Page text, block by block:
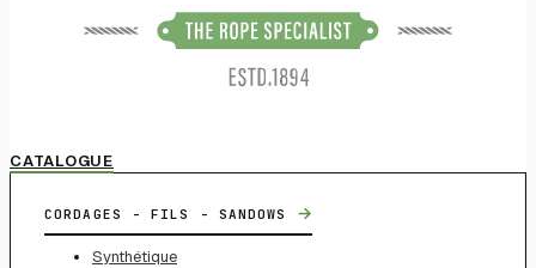
CATALOGUE
CORDAGES - FILS - SANDOWS →
Synthétique